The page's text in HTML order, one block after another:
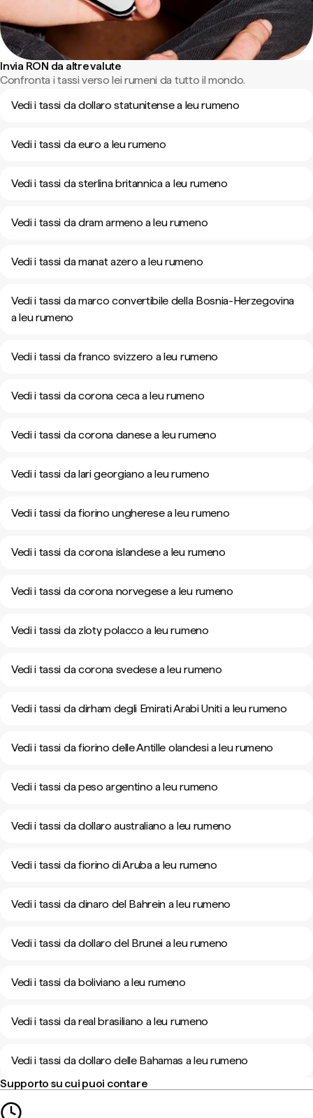
Invia RON da altre valute
Confronta i tassi verso lei rumeni da tutto il mondo.
Vedi i tassi da dollaro statunitense a leu rumeno
Vedi i tassi da euro a leu rumeno
Vedi i tassi da sterlina britannica a leu rumeno
Vedi i tassi da dram armeno a leu rumeno
Vedi i tassi da manat azero a leu rumeno
Vedi i tassi da marco convertibile della Bosnia-Herzegovina
a leu rumeno
Vedi i tassi da franco svizzero a leu rumeno
Vedi i tassi da corona ceca a leu rumeno
Vedi i tassi da corona danese a leu rumeno
Vedi i tassi da lari georgiano a leu rumeno
Vedi i tassi da fiorino ungherese a leu rumeno
Vedi i tassi da corona islandese a leu rumeno
Vedi i tassi da corona norvegese a leu rumeno
Vedi i tassi da zloty polacco a leu rumeno
Vedi i tassi da corona svedese a leu rumeno
Vedi i tassi da dirham degli Emirati Arabi Uniti a leu rumeno
Vedi i tassi da fiorino delle Antille olandesi a leu rumeno
Vedi i tassi da peso argentino a leu rumeno
Vedi i tassi da dollaro australiano a leu rumeno
Vedi i tassi da fiorino di Aruba a leu rumeno
Vedi i tassi da dinaro del Bahrein a leu rumeno
Vedi i tassi da dollaro del Brunei a leu rumeno
Vedi i tassi da boliviano a leu rumeno
Vedi i tassi da real brasiliano a leu rumeno
Vedi i tassi da dollaro delle Bahamas a leu rumeno
Supporto su cui puoi contare